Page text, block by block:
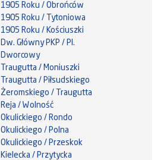
1905 Roku / Obrońców
1905 Roku / Tytoniowa
1905 Roku / Kościuszki
Dw. Główny PKP / Pl.
Dworcowy
Traugutta / Moniuszki
Traugutta / Piłsudskiego
Żeromskiego / Traugutta
Reja / Wolność
Okulickiego / Rondo
Okulickiego / Polna
Okulickiego / Przeskok
Kielecka / Przytycka